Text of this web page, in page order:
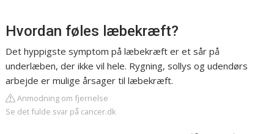
Hvordan føles læbekræft?
Det hyppigste symptom på læbekræft er et sår på
underlæben, der ikke vil hele. Rygning, sollys og udendørs
arbejde er mulige årsager til læbekræft.
Anmodning om fjernelse
Se det fulde svar på cancer.dk